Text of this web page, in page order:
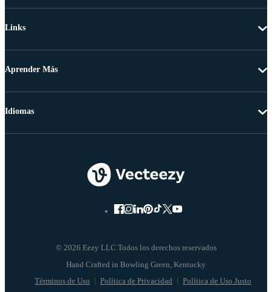
Links
Aprender Más
© 2026 Eezy LLC Todos los derechos reservados
Términos de Uso Política de Privacidad Política de Uso Justo
Idiomas